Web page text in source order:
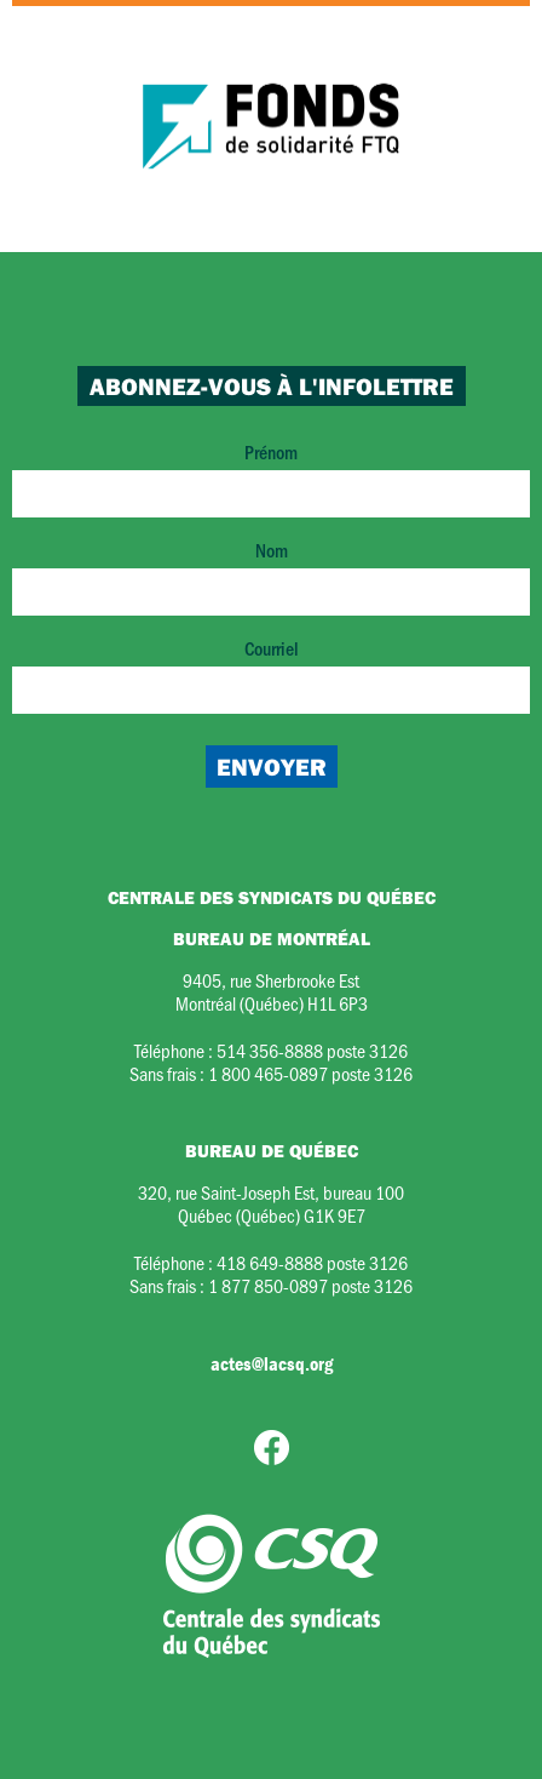
ABONNEZ-VOUS À L'INFOLETTRE
Prénom
Nom
Courriel
CENTRALE DES SYNDICATS DU QUÉBEC
BUREAU DE MONTRÉAL
9405, rue Sherbrooke Est
Montréal (Québec) H1L 6P3
Téléphone : 514 356-8888 poste 3126
Sans frais : 1 800 465-0897 poste 3126
BUREAU DE QUÉBEC
320, rue Saint-Joseph Est, bureau 100
Québec (Québec) G1K 9E7
Téléphone :418 649-8888 poste 3126
Sans frais : 1 877 850-0897 poste 3126
actes@lacsq.org